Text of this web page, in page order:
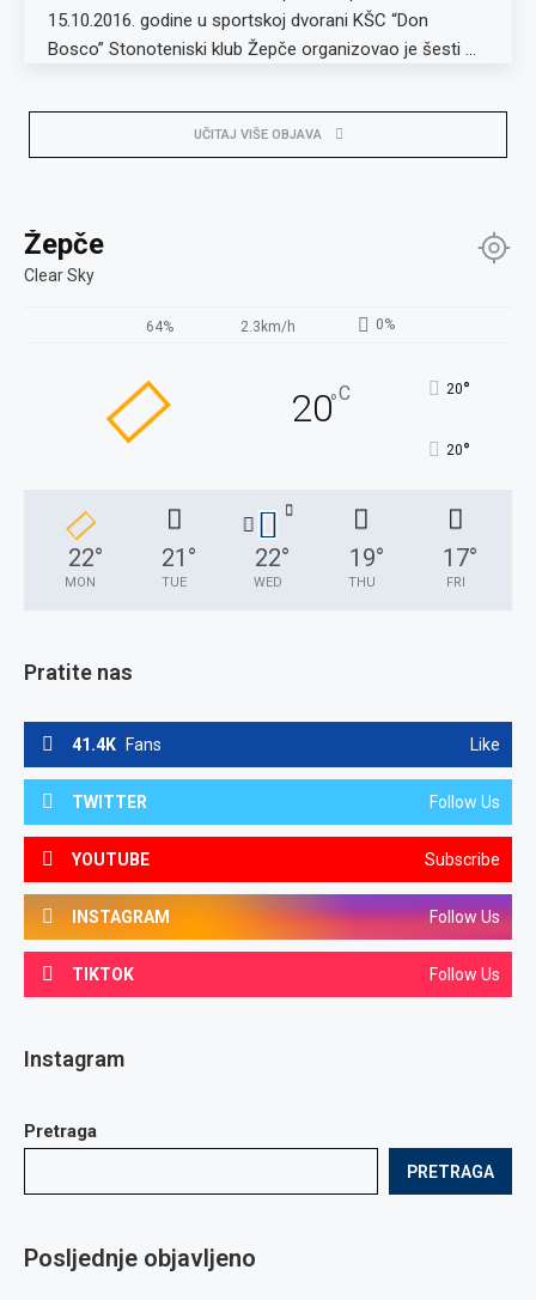
15.10.2016. godine u sportskoj dvorani KŠC “Don
Bosco” Stonoteniski klub Žepče organizovao je šesti …
UČITAJ VIŠE OBJAVA
Žepče
Clear Sky
64% 2.3km/h 0%
20°C 20°
20°
22°
MON
21 °
TUE
22°
WED
19°
THU
17°
FRI
Pratite nas
41.4K Fans Like
TWITTER Follow Us
YOUTUBE Subscribe
INSTAGRAM Follow Us
TIKTOK Follow Us
Instagram
Pretraga
PRETRAGA
Posljednje objavljeno